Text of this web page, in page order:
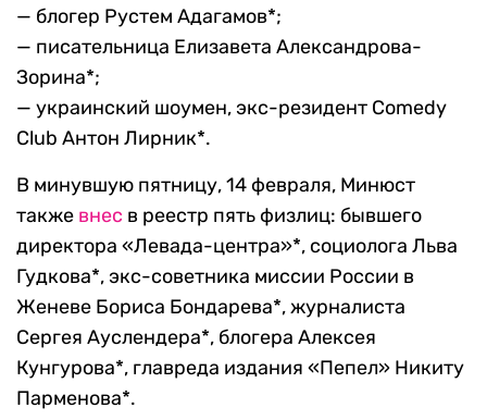
— блогер Рустем Адагамов*;
— писательница Елизавета Александрова-
Зорина*;
— украинский шоумен, экс-резидент Comedy
Club Антон Лирник*.
В минувшую пятницу, 14 февраля, Минюст
также внес в реестр пять физлиц: бывшего
директора «Левада-центра»*, социолога Льва
Гудкова*, экс-советника миссии России в
Женеве Бориса Бондарева*, журналиста
Сергея Ауслендера*, блогера Алексея
Кунгурова*, главреда издания «Пепел» Никиту
Парменова*.